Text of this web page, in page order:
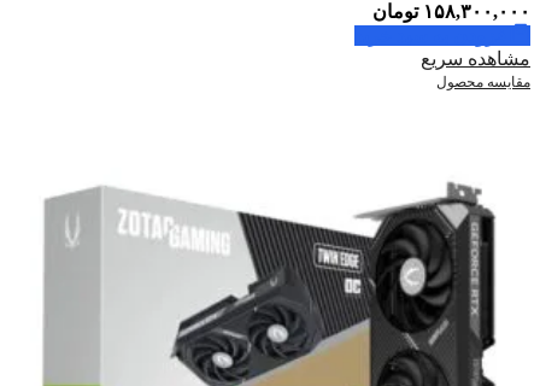
۱۵۸,۳۰۰,۰۰۰ تومان
مشاهده سریع
مقایسه محصول